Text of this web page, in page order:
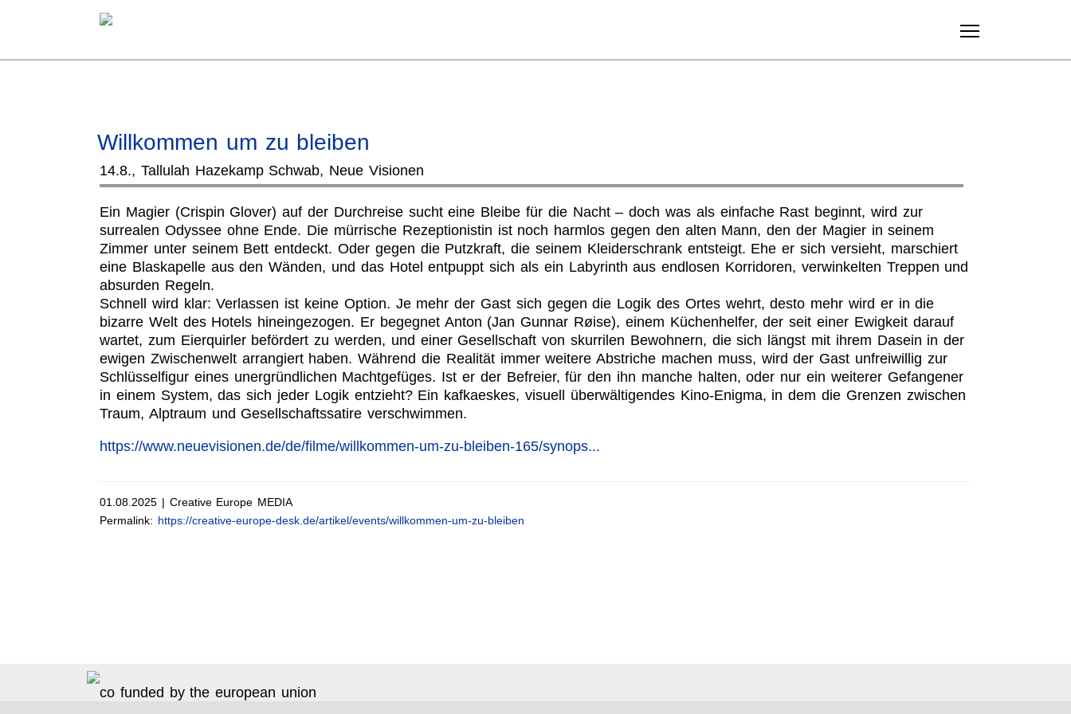
Willkommen um zu bleiben
14.8., Tallulah Hazekamp Schwab, Neue Visionen
Ein Magier (Crispin Glover) auf der Durchreise sucht eine Bleibe für die Nacht – doch was als einfache Rast beginnt, wird zur
surrealen Odyssee ohne Ende. Die mürrische Rezeptionistin ist noch harmlos gegen den alten Mann, den der Magier in seinem
Zimmer unter seinem Bett entdeckt. Oder gegen die Putzkraft, die seinem Kleiderschrank entsteigt. Ehe er sich versieht, marschiert
eine Blaskapelle aus den Wänden, und das Hotel entpuppt sich als ein Labyrinth aus endlosen Korridoren, verwinkelten Treppen und
absurden Regeln.
Schnell wird klar: Verlassen ist keine Option. Je mehr der Gast sich gegen die Logik des Ortes wehrt, desto mehr wird er in die
bizarre Welt des Hotels hineingezogen. Er begegnet Anton (Jan Gunnar Røise), einem Küchenhelfer, der seit einer Ewigkeit darauf
wartet, zum Eierquirler befördert zu werden, und einer Gesellschaft von skurrilen Bewohnern, die sich längst mit ihrem Dasein in der
ewigen Zwischenwelt arrangiert haben. Während die Realität immer weitere Abstriche machen muss, wird der Gast unfreiwillig zur
Schlüsselfigur eines unergründlichen Machtgefüges. Ist er der Befreier, für den ihn manche halten, oder nur ein weiterer Gefangener
in einem System, das sich jeder Logik entzieht? Ein kafkaeskes, visuell überwältigendes Kino-Enigma, in dem die Grenzen zwischen
Traum, Alptraum und Gesellschaftssatire verschwimmen.
https://www.neuevisionen.de/de/filme/willkommen-um-zu-bleiben-165/synops...
01.08.2025 | Creative Europe MEDIA
Permalink: https://creative-europe-desk.de/artikel/events/willkommen-um-zu-bleiben